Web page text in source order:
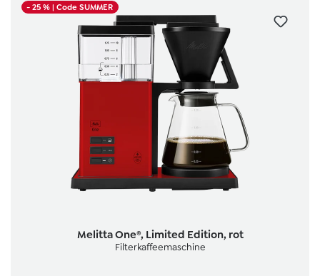
- 25 %| Code SUMMER
Melitta One®, Limited Edition, rot
Filterkaffeemaschine